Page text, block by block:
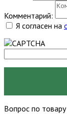
Комментарий:
Я согласен на
Вопрос по товару